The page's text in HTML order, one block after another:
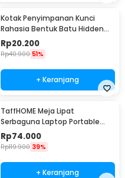
Kotak Penyimpanan Kunci
Rahasia Bentuk Batu Hidden
Key Box - B0521
Rp20.200
Rp40.900 51%
+ Keranjang
TaffHOME Meja Lipat
Serbaguna Laptop Portable
Desk Minimalist Design - BO60
Rp74.000
Rp119.900 39%
+ Keranjang